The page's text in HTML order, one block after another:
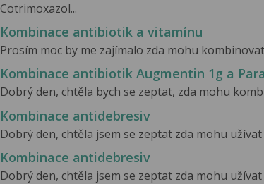
Cotrimoxazol...
Kombinace antibiotik a vitamínu
Prosím moc by me zajímalo zda mohu
Kombinace antibiotik Augmentin 1g a
Dobrý den, chtěla bych se zeptat, zda mohu
Kombinace antidebresiv
Dobrý den, chtěla jsem se zeptat zda mohu
Kombinace antidebresiv
Dobrý den, chtěla jsem se zeptat zda mohu